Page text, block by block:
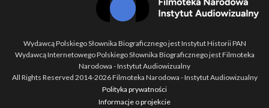
Wydawcą Polskiego Słownika Biograficznego jest Instytut Historii PAN
Wydawcą Internetowego Polskiego Słownika Biograficznego jest Filmoteka
Narodowa - Instytut Audiowizualny
All Rights Reserved 2014-2026Filmoteka Narodowa - Instytut Audiowizualny
Polityka prywatności
Informacje o projekcie